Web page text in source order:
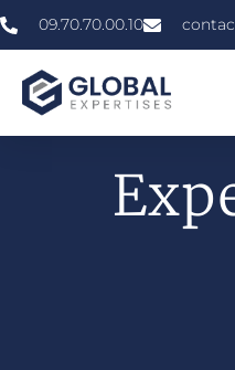
09.70.70.00.10
»»Expertise